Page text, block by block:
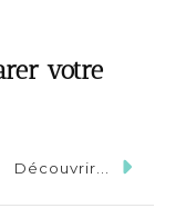
votre
Découvrir...